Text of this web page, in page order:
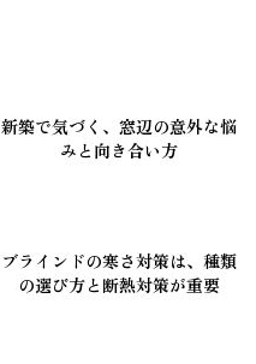
新築で気づく、窓辺の意外な悩
みと向き合い方
ブラインドの寒さ対策は、種類
の選び方と断熱対策が重要